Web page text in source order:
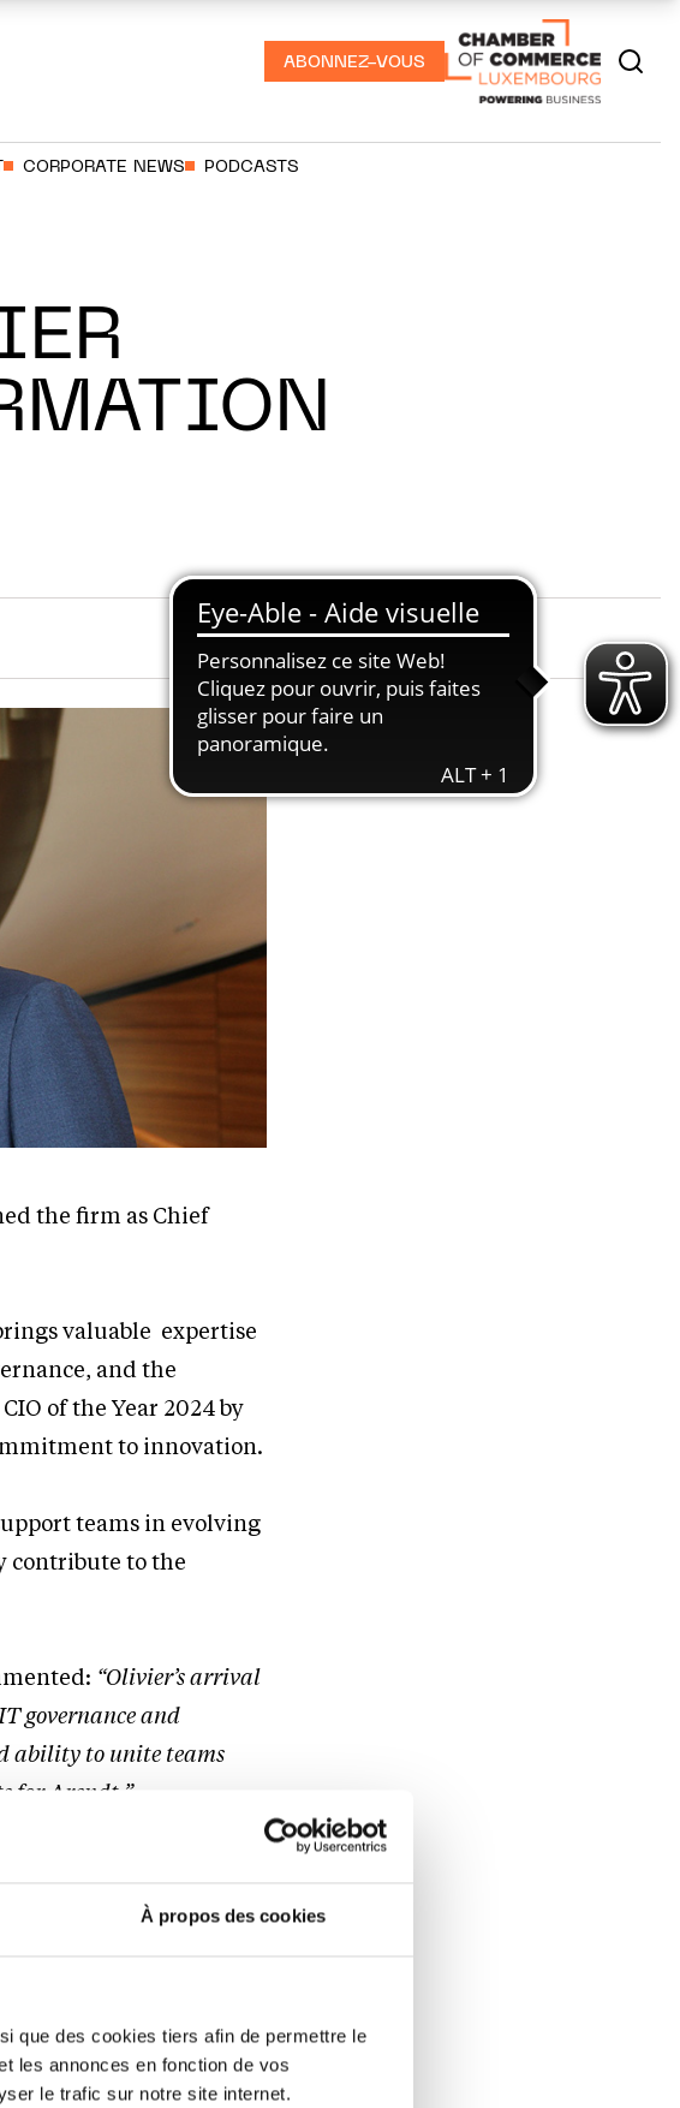
À propos des cookies
que des cookies tiers afin de permettre le
les annonces en fonction de vos
le trafic sur notre site internet.
ABONNEZ-VOUS
CORPORATE NEWS PODCASTS
the firm as Chief
valuable expertise
and the
of the Year 2024 by
to innovation.
teams in evolving
contribute to the
“Olivier’s arrival
governance and
ability to unite teams
for Arendt.”
and resilience of our
our clients,”